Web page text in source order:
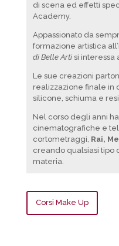
di scena ed effetti
Academy.
Appassionato da
formazione artistica
di Belle Artisi interessa
Le sue creazioni
realizzazione finale in
silicone, schiuma e
Nel corso degli anni
cinematografiche e
cortometraggi, Rai,
creando qualsiasi tipo
materia.
Corsi Make Up